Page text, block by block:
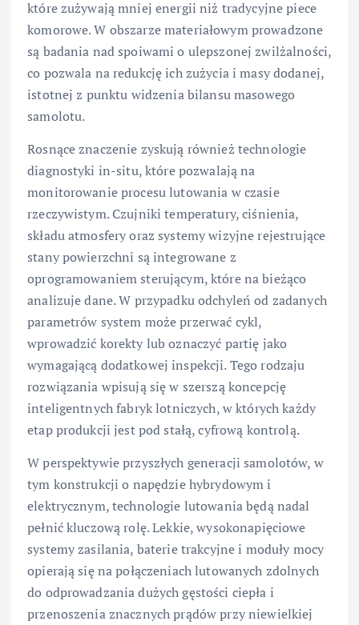
które zużywają mniej energii niż tradycyjne piece
komorowe. W obszarze materiałowym prowadzone
są badania nad spoiwami o ulepszonej zwilżalności,
co pozwala na redukcję ich zużycia i masy dodanej,
istotnej z punktu widzenia bilansu masowego
samolotu.
Rosnące znaczenie zyskują również technologie
diagnostyki in-situ, które pozwalają na
monitorowanie procesu lutowania w czasie
rzeczywistym. Czujniki temperatury, ciśnienia,
składu atmosfery oraz systemy wizyjne rejestrujące
stany powierzchni są integrowane z
oprogramowaniem sterującym, które na bieżąco
analizuje dane. W przypadku odchyleń od zadanych
parametrów system może przerwać cykl,
wprowadzić korekty lub oznaczyć partię jako
wymagającą dodatkowej inspekcji. Tego rodzaju
rozwiązania wpisują się w szerszą koncepcję
inteligentnych fabryk lotniczych, w których każdy
etap produkcji jest pod stałą, cyfrową kontrolą.
W perspektywie przyszłych generacji samolotów, w
tym konstrukcji o napędzie hybrydowym i
elektrycznym, technologie lutowania będą nadal
pełnić kluczową rolę. Lekkie, wysokonapięciowe
systemy zasilania, baterie trakcyjne i moduły mocy
opierają się na połączeniach lutowanych zdolnych
do odprowadzania dużych gęstości ciepła i
przenoszenia znacznych prądów przy niewielkiej